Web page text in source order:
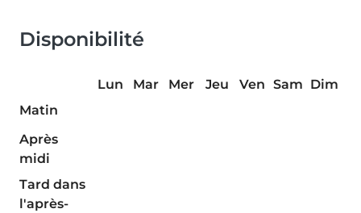
Disponibilité
Lun Mar Mer Jeu Ven Sam Dim
Matin
Après
midi
Tard dans
l'après-